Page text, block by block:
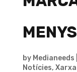
by Medianeeds
Notícies, Xarxa